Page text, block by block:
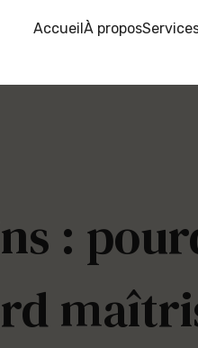
AccueilÀ propos
: